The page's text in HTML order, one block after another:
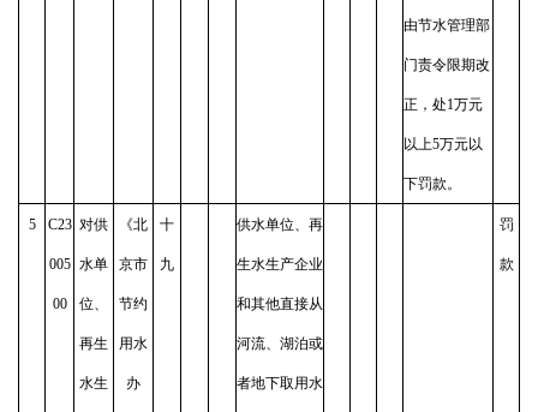
由节水管理部
门责令限期改
正，处1万元
以上5万元以
下罚款。
5 C23
005
00
对供
水单
位、
再生
水生
《北
京市
节约
用水
办
十
九
供水单位、再
生水生产企业
和其他直接从
河流、湖泊或
者地下取用水
罚
款